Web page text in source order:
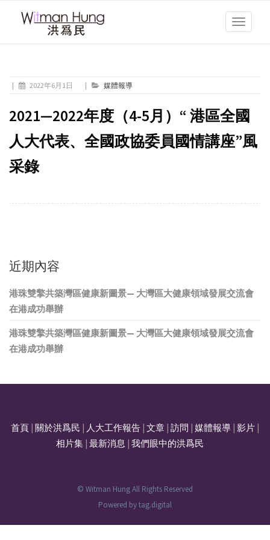
Toggle
| 2022年6月1日 | 媒體報導
2021—2022年度（4-5月）“ 港區全國
人大代表、全國政協委員國情講座”風
采錄
近期內容
港珠雙擎共築灣區健康新圖景— 大灣區大健康領域發展交流會
在港成功舉辦
港珠雙擎共築灣區健康新圖景— 大灣區大健康領域發展交流會
在港成功舉辦
首頁 關於洪爲民 人大工作報告 文章 訪問 媒體報導 影片
相片集| 最新消息 我們眼中的洪爲民
© Witman Hung All Rights Reserved
Powered bytag.digital